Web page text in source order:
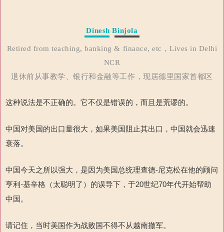
Dinesh Binjola
Retired from teaching, banking & finance, etc，Lives in Delhi
NCR
退休前从事教学、银行和金融等工作，现居德里国家首都区
这种说法是不正确的。它不仅是错误的，而且是荒谬的。
中国对美国的出口量很大，如果美国阻止其出口，中国就会迅速
衰落。
中国今天之所以强大，是因为美国总统理查德-尼克松在他的顾问
亨利 -基辛格（太聪明了）的误导下，于20世纪70年代开始帮助
中国。
请记住，当时美国作为战败国不得不从越南撤军。